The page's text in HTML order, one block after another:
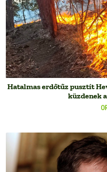
Hatalmas erdőtűz pusztít
küzdenek